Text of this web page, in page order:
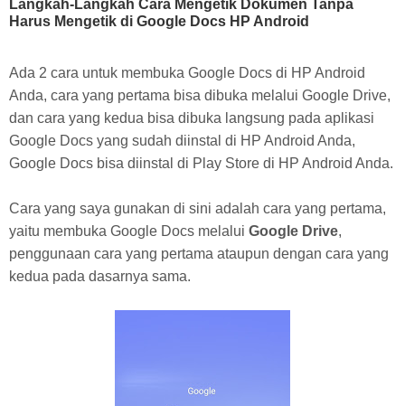
Langkah-Langkah Cara Mengetik Dokumen Tanpa
Harus Mengetik di Google Docs HP Android
Ada 2 cara untuk membuka Google Docs di HP Android
Anda, cara yang pertama bisa dibuka melalui Google Drive,
dan cara yang kedua bisa dibuka langsung pada aplikasi
Google Docs yang sudah diinstal di HP Android Anda,
Google Docs bisa diinstal di Play Store di HP Android Anda.
Cara yang saya gunakan di sini adalah cara yang pertama,
yaitu membuka Google Docs melalui Google Drive,
penggunaan cara yang pertama ataupun dengan cara yang
kedua pada dasarnya sama.